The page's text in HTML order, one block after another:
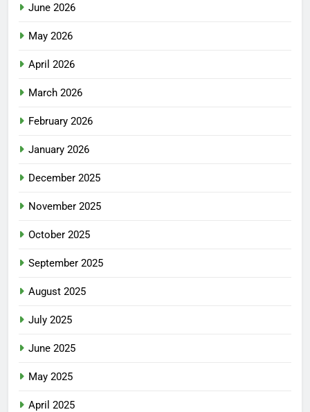
June 2026
May 2026
April 2026
March 2026
February 2026
January 2026
December 2025
November 2025
October 2025
September 2025
August 2025
July 2025
June 2025
May 2025
April 2025